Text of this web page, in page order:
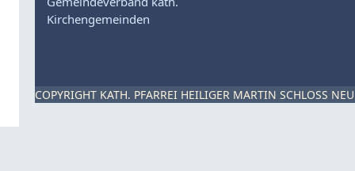
Kirchengemeinden
COPYRIGHT KATH. PFARREI HEILIGER MARTIN SCHLOSS